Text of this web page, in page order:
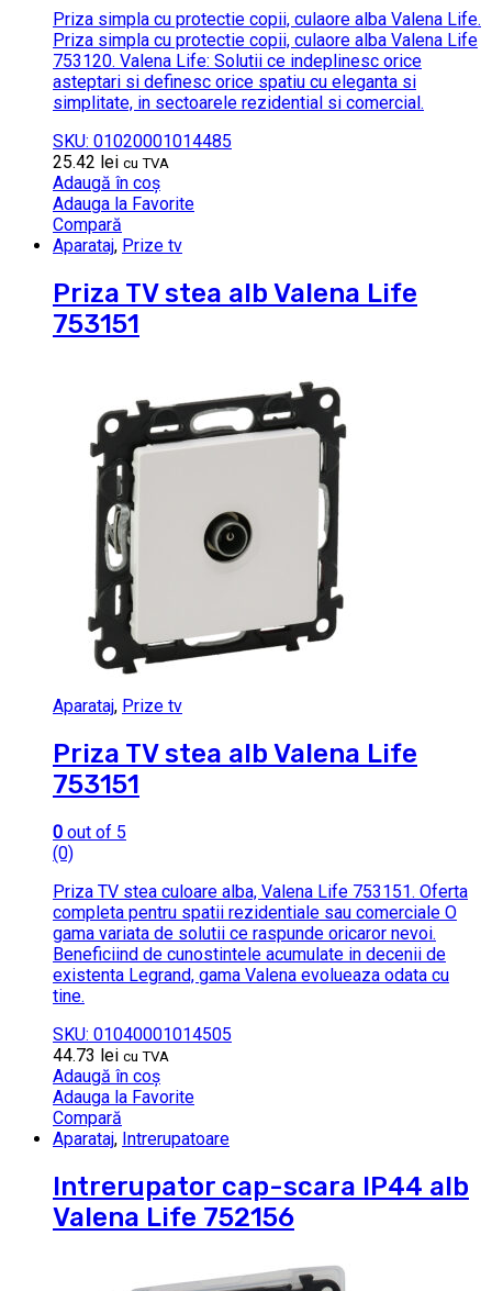
Priza simpla cu protectie copii, culaore alba Valena Life.
Priza simpla cu protectie copii, culaore alba Valena Life
753120. Valena Life: Solutii ce indeplinesc orice
asteptari si definesc orice spatiu cu eleganta si
simplitate, in sectoarele rezidential si comercial.
SKU: 01020001014485
25.42 lei cu TVA
Adaugă în coș
Adauga la Favorite
Compară
Aparataj, Prize tv
Priza TV stea alb Valena Life
753151
Aparataj, Prize tv
Priza TV stea alb Valena Life
753151
0 out of 5
(0)
Priza TV stea culoare alba, Valena Life 753151. Oferta
completa pentru spatii rezidentiale sau comerciale O
gama variata de solutii ce raspunde oricaror nevoi.
Beneficiind de cunostintele acumulate in decenii de
existenta Legrand, gama Valena evolueaza odata cu
tine.
SKU: 01040001014505
44.73 lei cu TVA
Adaugă în coș
Adauga la Favorite
Compară
Aparataj, Intrerupatoare
Intrerupator cap-scara IP44 alb
Valena Life 752156